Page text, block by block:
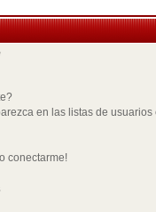
en las listas de usuarios
conectarme!